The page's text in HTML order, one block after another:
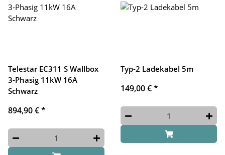
Telestar EC311 S Wallbox
3-Phasig 11kW 16A
Schwarz
894,90 €*
Typ-2 Ladekabel 5m
149,00 €*